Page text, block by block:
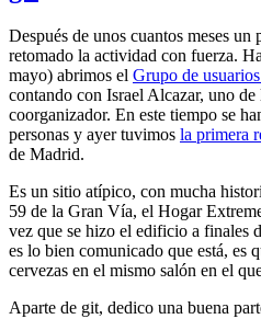
Después de unos cuantos meses
retomado la actividad con fuerza.
mayo) abrimos el Grupo de
contando con Israel Alcazar, uno
coorganizador. En este tiempo se
personas y ayer tuvimos la primera
de Madrid.
Es un sitio atípico, con mucha
59 de la Gran Vía, el Hogar
vez que se hizo el edificio a finales
es lo bien comunicado que está, es
cervezas en el mismo salón en el
Aparte de git, dedico una buena